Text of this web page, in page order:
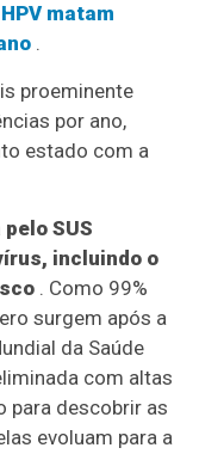
matam
.
proeminente
por ano,
estado com a
SUS
incluindo o
. Como 99%
surgem após a
da Saúde
com altas
para descobrir as
evoluam para a